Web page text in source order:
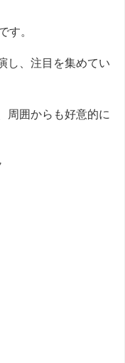
す。
し、注目を集めてい
周囲からも好意的に